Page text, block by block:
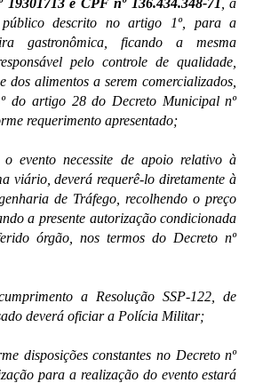
descrito no artigo 1º, para a
gastronômica, ficando a mesma
pelo controle de qualidade,
dos alimentos a serem comercializados,
do artigo 28 do Decreto Municipal nº
requerimento apresentado;
evento necessite de apoio relativo à
viário, deverá requerê-lo diretamente à
de Tráfego, recolhendo o preço
a presente autorização condicionada
órgão, nos termos do Decreto nº
a Resolução SSP-122, de
deverá oficiar a Polícia Militar;
disposições constantes no Decreto nº
para a realização do evento estará